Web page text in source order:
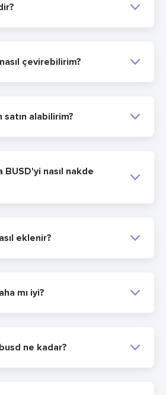
çevirebilirim?
alabilirim?
BUSD'yi nasıl nakde
eklenir?
mı iyi?
ne kadar?